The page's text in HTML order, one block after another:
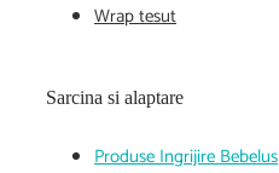
Wrap tesut
Sarcina si alaptare
Produse Ingrijire Bebelus